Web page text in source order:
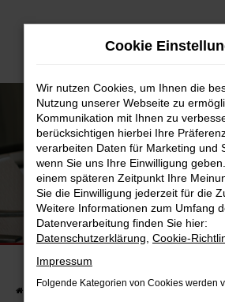
Zum
UNSERE FAHRZEUGSUCHE
FINDEN SIE JETZT IHR
Startseite Fahrzeuge Fahrzeugsuche
Cookie
Wir nutzen Cookies, um Ihnen die
Nutzung unserer Webseite zu
Kommunikation mit Ihnen zu
berücksichtigen hierbei Ihre
verarbeiten Daten für Marketing und
wenn Sie uns Ihre Einwilligung
einem späteren Zeitpunkt Ihre
Sie die Einwilligung jederzeit für die
Weitere Informationen zum Umfang
Datenverarbeitung finden Sie hier:
Datenschutzerklärung Cookie-
Impressum
Folgende Kategorien von Cookies werden